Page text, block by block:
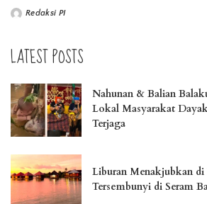
Redaksi PI
LATEST POSTS
Nahunan & Balian
Lokal Masyarakat
Terjaga
Liburan Menakjubkan di
Tersembunyi di Seram